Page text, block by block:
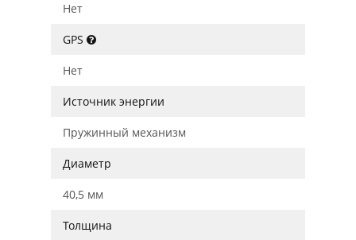
Нет
GPS
Нет
Источник энергии
Пружинный механизм
Диаметр
40,5 мм
Толщина